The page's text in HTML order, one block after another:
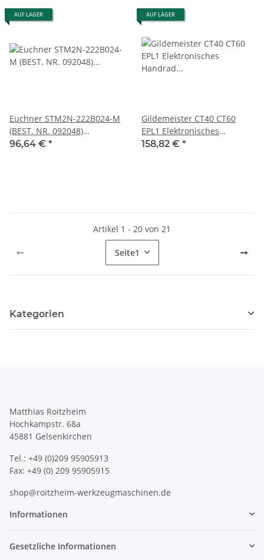
AUF LAGER
Euchner STM2N-222B024-M
(BEST. NR. 092048)
Sicherheitsschalter STM
96,64 € *
AUF LAGER
Gildemeister CT40 CT60
EPL1 Elektronisches
Handrad Euchner HRE C
158,82 € *
Artikel 1 - 20 von 21
Seite1
Kategorien
Matthias Roitzheim
Hochkampstr. 68a
45881 Gelsenkirchen
Tel.: +49 (0)209 95905913
Fax: +49 (0) 209 95905915
shop@roitzheim-werkzeugmaschinen.de
Informationen
Gesetzliche Informationen